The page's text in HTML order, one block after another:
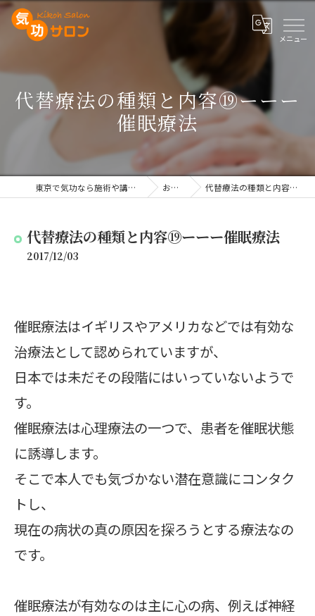
代替療法の種類と内容⑲ーーー
催眠療法
東京で気功なら施術や講座を行う気功サロン お知らせ 代替療法の種類と内容⑲ーーー催眠療法
代替療法の種類と内容⑲ーーー催眠療法
2017/12/03
催眠療法はイギリスやアメリカなどでは有効な
治療法として認められていますが、
日本では未だその段階にはいっていないようで
す。
催眠療法は心理療法の一つで、患者を催眠状態
に誘導します。
そこで本人でも気づかない潜在意識にコンタク
トし、
現在の病状の真の原因を探ろうとする療法なの
です。
催眠療法が有効なのは主に心の病、例えば神経